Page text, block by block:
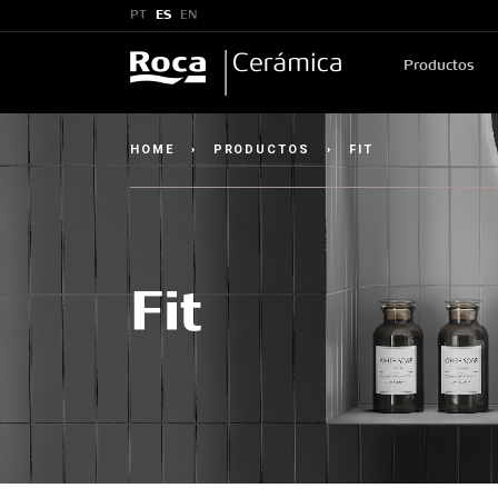
PT ES EN
Productos
HOME › PRODUCTOS › FIT
Fit